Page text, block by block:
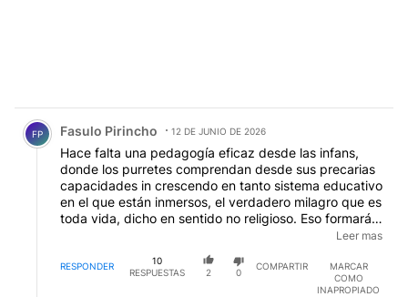
Comentario de Fasulo Pirincho.
FP Fasulo Pirincho 12 DE JUNIO DE 2026
Hace falta una pedagogía eficaz desde las infans,
donde los purretes comprendan desde sus precarias
capacidades in crescendo en tanto sistema educativo
en el que están inmersos, el verdadero milagro que es
toda vida, dicho en sentido no religioso. Eso formará
adultos reflexivos y consustanciados. Los búmeres,
hemos sido criados con la gomera como epítome de la
cotidaneidad a falta de pantallas y jueguitos (tan
denostados hoy día), en tiempos en que se competía
Leer mas
RESPONDER
10
RESPUESTAS
2 0
COMPARTIR
MARCAR
COMO
INAPROPIADO